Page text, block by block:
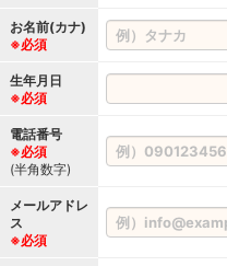
お名前(カナ)
※必須
生年月日
※必須
電話番号
※必須
(半角数字)
メールアドレ
ス
※必須